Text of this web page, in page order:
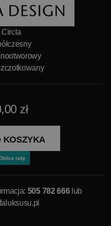
Circla
zł
KOSZYKA
505 782 666lub